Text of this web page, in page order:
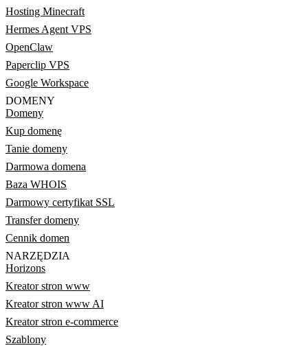
Hosting Minecraft
Hermes Agent VPS
OpenClaw
Paperclip VPS
Google Workspace
DOMENY
Domeny
Kup domenę
Tanie domeny
Darmowa domena
Baza WHOIS
Darmowy certyfikat SSL
Transfer domeny
Cennik domen
NARZĘDZIA
Horizons
Kreator stron www
Kreator stron www AI
Kreator stron e-commerce
Szablony